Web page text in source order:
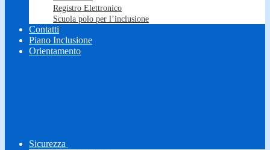
Registro Elettronico
Scuola polo per l’inclusione
Contatti
Piano Inclusione
Orientamento
Sicurezza